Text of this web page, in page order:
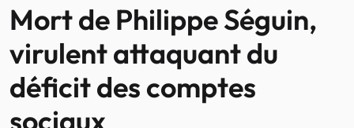
Mort de Philippe Séguin,
virulent attaquant du
déficit des comptes
sociaux